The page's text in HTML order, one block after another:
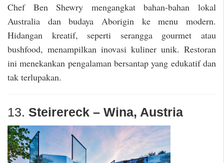
Chef Ben Shewry mengangkat bahan-bahan lokal
Australia dan budaya Aborigin ke menu modern.
Hidangan kreatif, seperti serangga gourmet atau
bushfood, menampilkan inovasi kuliner unik. Restoran
ini menekankan pengalaman bersantap yang edukatif dan
tak terlupakan.
13. Steirereck – Wina, Austria